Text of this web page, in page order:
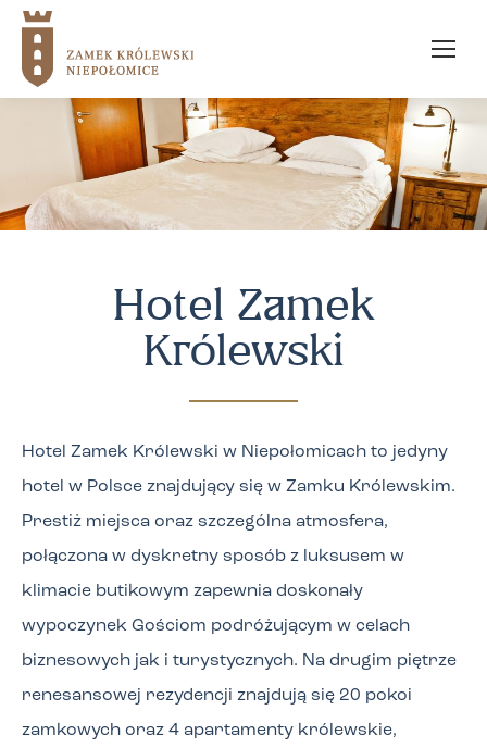
Hotel Zamek
Królewski
Hotel Zamek Królewski w Niepołomicach to jedyny
hotel w Polsce znajdujący się w Zamku Królewskim.
Prestiż miejsca oraz szczególna atmosfera,
połączona w dyskretny sposób z luksusem w
klimacie butikowym zapewnia doskonały
wypoczynek Gościom podróżującym w celach
biznesowych jak i turystycznych. Na drugim piętrze
renesansowej rezydencji znajdują się 20 pokoi
zamkowych oraz 4 apartamenty królewskie,